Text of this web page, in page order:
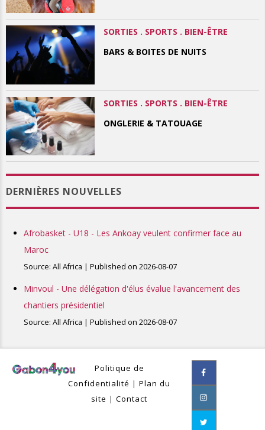
SORTIES . SPORTS . BIEN-ÊTRE
BARS & BOITES DE NUITS
SORTIES . SPORTS . BIEN-ÊTRE
ONGLERIE & TATOUAGE
DERNIÈRES NOUVELLES
Afrobasket - U18 - Les Ankoay veulent confirmer face au
Maroc
Source: All Africa Published on 2026-08-07
Minvoul - Une délégation d'élus évalue l'avancement des
chantiers présidentiel
Source: All Africa Published on 2026-08-07
Politique de
Confidentialité | Plan du
site | Contact